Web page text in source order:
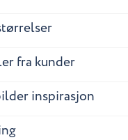
fra kunder
inspirasjon